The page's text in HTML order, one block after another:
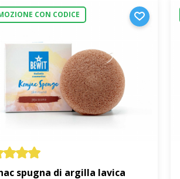
CON CODICE
spugna di argilla lavica